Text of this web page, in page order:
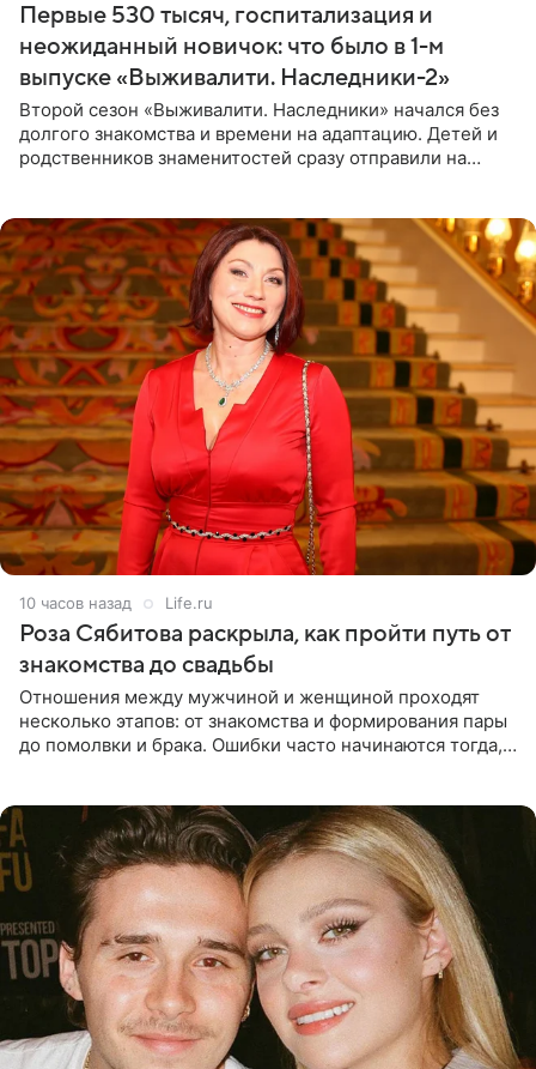
Первые 530 тысяч, госпитализация и
неожиданный новичок: что было в 1-м
выпуске «Выживалити. Наследники-2»
Второй сезон «Выживалити. Наследники» начался без
долгого знакомства и времени на адаптацию. Детей и
родственников знаменитостей сразу отправили на
10 часов назад Life.ru
Роза Сябитова раскрыла, как пройти путь от
знакомства до свадьбы
Отношения между мужчиной и женщиной проходят
несколько этапов: от знакомства и формирования пары
до помолвки и брака. Ошибки часто начинаются тогда,